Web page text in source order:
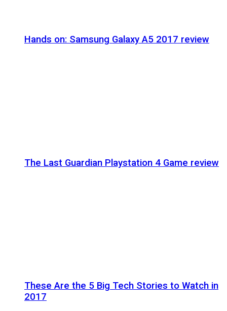
Hands on: Samsung Galaxy A5 2017 review
The Last Guardian Playstation 4 Game review
These Are the 5 Big Tech Stories to Watch in
2017